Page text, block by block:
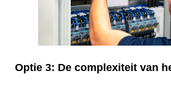
Optie 3: De complexiteit van